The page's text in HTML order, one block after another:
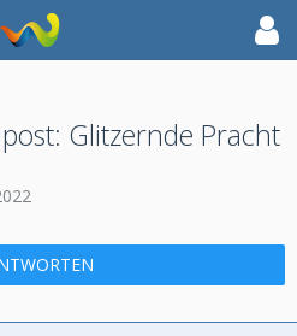
Glitzernde Pracht